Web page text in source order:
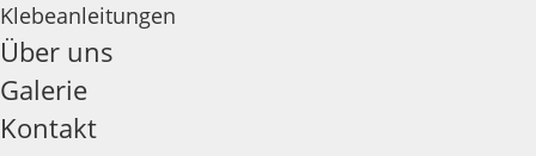
Klebeanleitungen
Über uns
Galerie
Kontakt